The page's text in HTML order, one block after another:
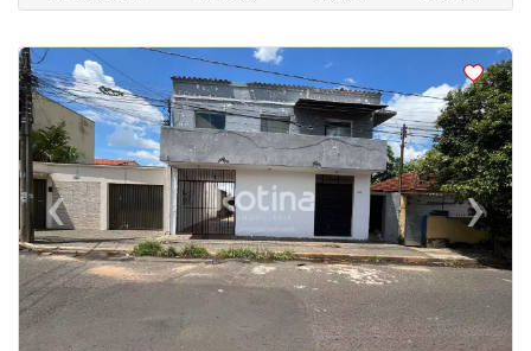
<<<
‹Previous ›Next